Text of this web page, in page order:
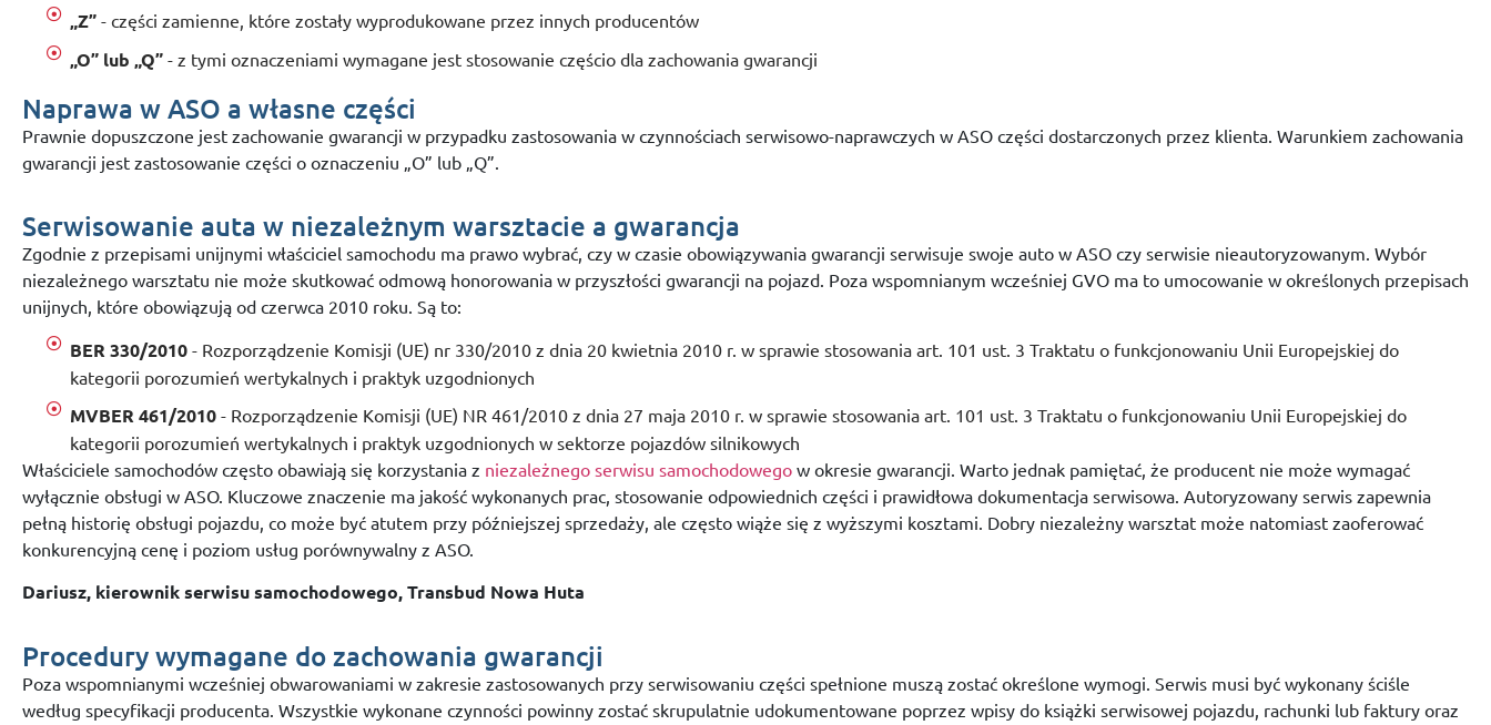
„Z”- części zamienne, które zostały wyprodukowane przez innych producentów
„O” lub „Q”- z tymi oznaczeniami wymagane jest stosowanie częścio dla zachowania gwarancji
Naprawa w ASO a własne części
Prawnie dopuszczone jest zachowanie gwarancji w przypadku zastosowania w czynnościach serwisowo-naprawczych w ASO części dostarczonych przez klienta. Warunkiem zachowania
gwarancji jest zastosowanie części o oznaczeniu „O” lub „Q”.
Serwisowanie auta w niezależnym warsztacie a gwarancja
Zgodnie z przepisami unijnymi właściciel samochodu ma prawo wybrać, czy w czasie obowiązywania gwarancji serwisuje swoje auto w ASO czy serwisie nieautoryzowanym. Wybór
niezależnego warsztatu nie może skutkować odmową honorowania w przyszłości gwarancji na pojazd. Poza wspomnianym wcześniej GVO ma to umocowanie w określonych przepisach
unijnych, które obowiązują od czerwca 2010 roku. Są to:
BER 330/2010 - Rozporządzenie Komisji (UE) nr 330/2010 z dnia 20 kwietnia 2010 r. w sprawie stosowania art. 101 ust. 3 Traktatu o funkcjonowaniu Unii Europejskiej do
kategorii porozumień wertykalnych i praktyk uzgodnionych
MVBER 461/2010 - Rozporządzenie Komisji (UE) NR 461/2010 z dnia 27 maja 2010 r. w sprawie stosowania art. 101 ust. 3 Traktatu o funkcjonowaniu Unii Europejskiej do
kategorii porozumień wertykalnych i praktyk uzgodnionych w sektorze pojazdów silnikowych
Właściciele samochodów często obawiają się korzystania z niezależnego serwisu samochodowego w okresie gwarancji. Warto jednak pamiętać, że producent nie może wymagać
wyłącznie obsługi w ASO. Kluczowe znaczenie ma jakość wykonanych prac, stosowanie odpowiednich części i prawidłowa dokumentacja serwisowa. Autoryzowany serwis zapewnia
pełną historię obsługi pojazdu, co może być atutem przy późniejszej sprzedaży, ale często wiąże się z wyższymi kosztami. Dobry niezależny warsztat może natomiast zaoferować
konkurencyjną cenę i poziom usług porównywalny z ASO.
Dariusz, kierownik serwisu samochodowego, Transbud Nowa Huta
Procedury wymagane do zachowania gwarancji
Poza wspomnianymi wcześniej obwarowaniami w zakresie zastosowanych przy serwisowaniu części spełnione muszą zostać określone wymogi. Serwis musi być wykonany ściśle
według specyfikacji producenta. Wszystkie wykonane czynności powinny zostać skrupulatnie udokumentowane poprzez wpisy do książki serwisowej pojazdu, rachunki lub faktury oraz